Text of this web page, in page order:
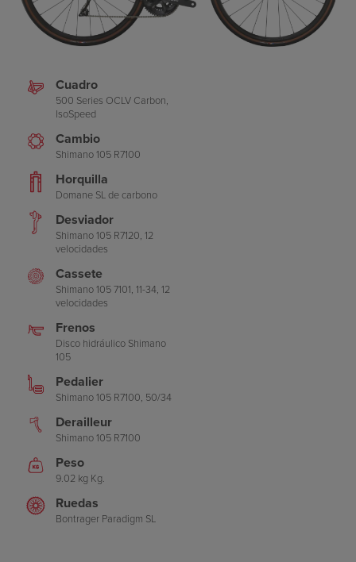
Cuadro
500 Series OCLV Carbon,
IsoSpeed
Cambio
Shimano 105 R7100
Horquilla
Domane SL de carbono
Desviador
Shimano 105 R7120, 12
velocidades
Cassete
Shimano 105 7101, 11-34, 12
velocidades
Frenos
Disco hidráulico Shimano
105
Pedalier
Shimano 105 R7100, 50/34
Derailleur
Shimano 105 R7100
Peso
9.02 kg Kg.
Ruedas
Bontrager Paradigm SL